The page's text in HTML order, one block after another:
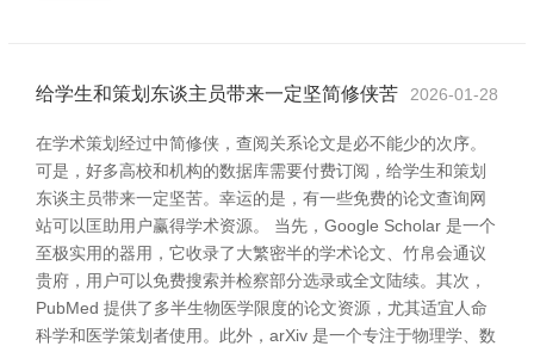
给学生和策划东谈主员带来一定坚简修侠苦 2026-01-28
在学术策划经过中简修侠，查阅关系论文是必不能少的次序。
可是，好多高校和机构的数据库需要付费订阅，给学生和策划
东谈主员带来一定坚苦。幸运的是，有一些免费的论文查询网
站可以匡助用户赢得学术资源。 当先，Google Scholar 是一个
至极实用的器用，它收录了大繁密半的学术论文、竹帛会通议
贵府，用户可以免费搜索并检察部分选录或全文陆续。其次，
PubMed 提供了多半生物医学限度的论文资源，尤其适宜人命
科学和医学策划者使用。此外，arXiv 是一个专注于物理学、数